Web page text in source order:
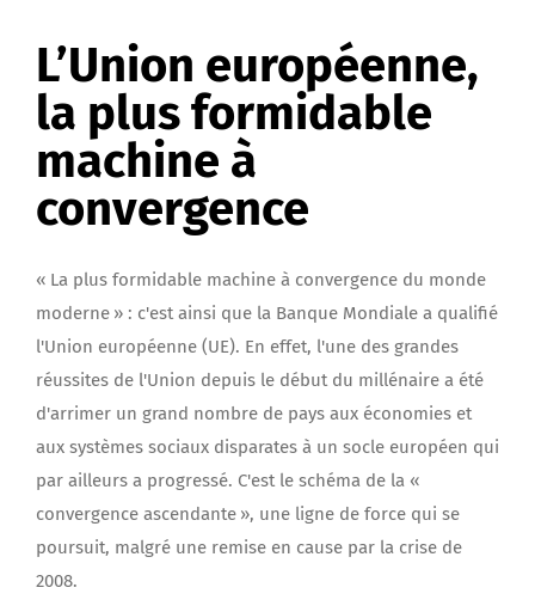
L’Union européenne,
la plus formidable
machine à
convergence
« La plus formidable machine à convergence du monde
moderne » : c'est ainsi que la Banque Mondiale a qualifié
l'Union européenne (UE). En effet, l'une des grandes
réussites de l'Union depuis le début du millénaire a été
d'arrimer un grand nombre de pays aux économies et
aux systèmes sociaux disparates à un socle européen qui
par ailleurs a progressé. C'est le schéma de la «
convergence ascendante », une ligne de force qui se
poursuit, malgré une remise en cause par la crise de
2008.